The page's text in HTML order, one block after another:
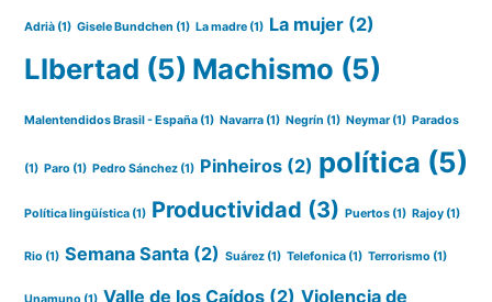
Adrià (1) Gisele Bundchen (1) La madre (1) La mujer (2)
LIbertad (5) Machismo (5)
Malentendidos Brasil - España (1) Navarra (1) Negrín (1) Neymar(1) Parados
(1) Paro (1) Pedro Sánchez (1) Pinheiros (2) política (5)
Política lingüística (1) Productividad (3) Puertos (1) Rajoy (1)
Rio (1) Semana Santa (2) Suárez (1) Telefonica (1) Terrorismo (1)
Valle de los Caídos (2) Violencia de